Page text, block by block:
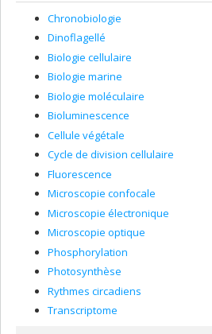
Chronobiologie
Dinoflagellé
Biologie cellulaire
Biologie marine
Biologie moléculaire
Bioluminescence
Cellule végétale
Cycle de division cellulaire
Fluorescence
Microscopie confocale
Microscopie électronique
Microscopie optique
Phosphorylation
Photosynthèse
Rythmes circadiens
Transcriptome